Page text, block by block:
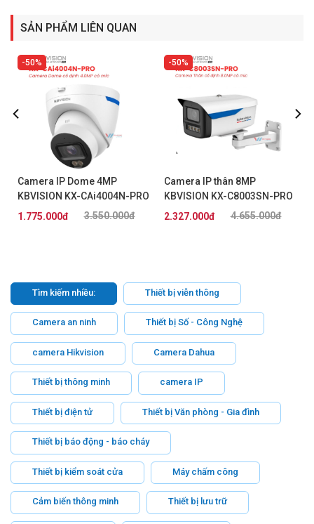
SẢN PHẨM LIÊN QUAN
50%
Camera IP Dome 4MP
KBVISION KX-CAi4004N-PRO
3.550.000đ
1.775.000đ
50%
Camera IP thân 8MP
KBVISION KX-C8003SN-PRO
4.655.000đ
2.327.000đ
Tìm kiếm nhiều: Thiết bị viễn thông
Camera an ninh Thiết bị Số - Công Nghệ
camera Hikvision Camera Dahua
Thiết bị thông minh camera IP
Thiết bị điện tử Thiết bị Văn phòng - Gia đình
Thiết bị báo động - báo cháy
Thiết bị kiểm soát cửa Máy chấm công
Cảm biến thông minh Thiết bị lưu trữ